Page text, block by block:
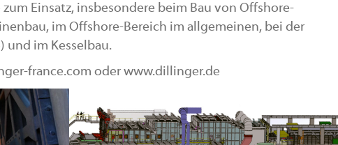
Einsatz, insbesondere beim Bau von Offshore-
im Offshore-Bereich im allgemeinen, bei der
und im Kesselbau.
france.com oder www.dillinger.de